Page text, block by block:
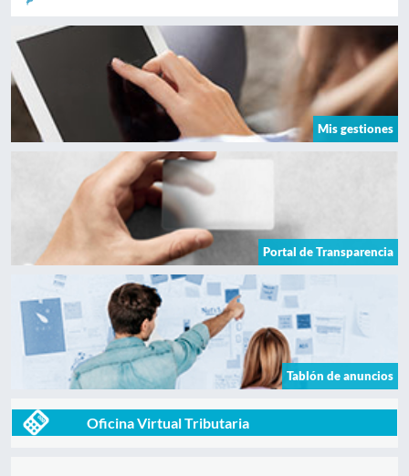
Mis gestiones
Portal de Transparencia
Tablón de anuncios
Oficina Virtual Tributaria